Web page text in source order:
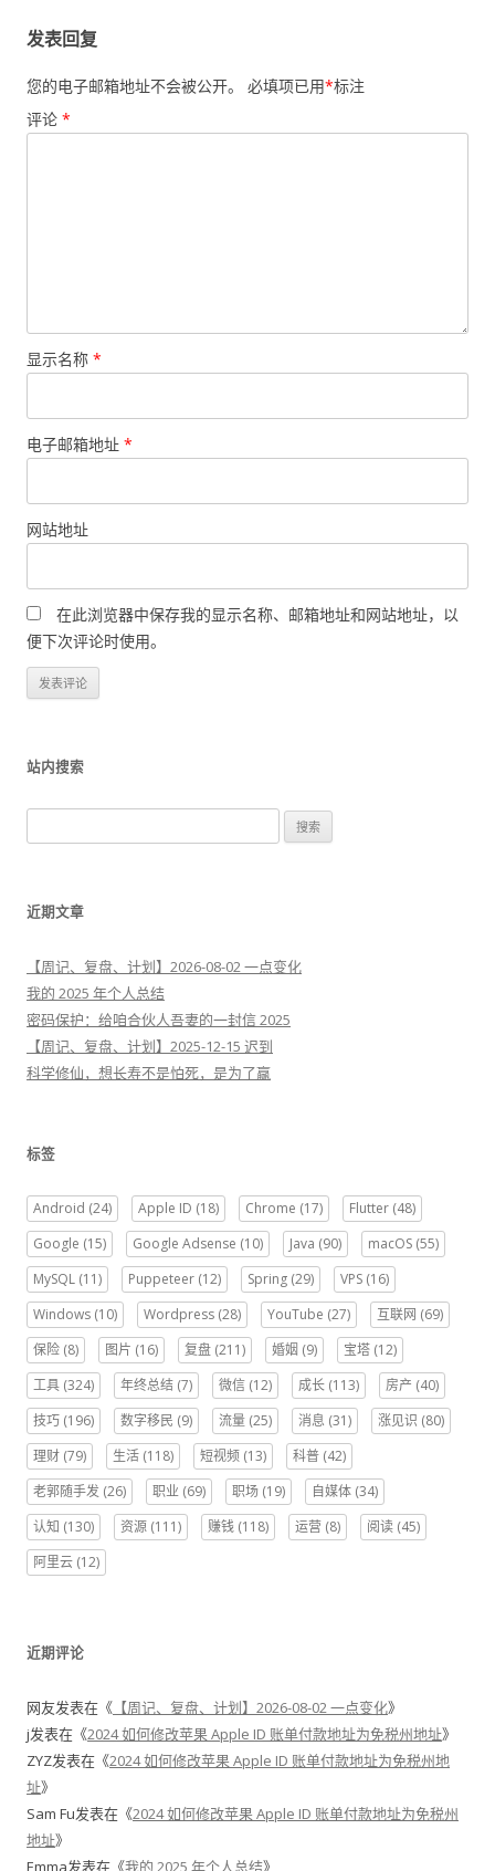
发表回复
您的电子邮箱地址不会被公开。 必填项已用*标注
评论 *
显示名称 *
电子邮箱地址 *
网站地址
在此浏览器中保存我的显示名称、邮箱地址和网站地址，以
便下次评论时使用。
站内搜索
索
近期文章
【周记、复盘、计划】2026-08-02 一点变化
我的 2025 年个人总结
密码保护：给咱合伙人吾妻的一封信 2025
【周记、复盘、计划】2025-12-15 迟到
科学修仙，想长寿不是怕死，是为了赢
标签
Android (24) Apple ID (18) Chrome (17) Flutter (48)
Google (15) Google Adsense (10) Java (90) macOS (55)
MySQL (11) Puppeteer (12) Spring (29) VPS (16)
Windows (10) Wordpress (28) YouTube (27) 互联网 (69)
保险 (8) 图片 (16) 复盘 (211) 婚姻 (9) 宝塔 (12)
工具 (324) 年终总结 (7) 微信 (12) 成长 (113) 房产 (40)
技巧 (196) 数字移民 (9) 流量 (25) 消息 (31) 涨见识 (80)
理财 (79) 生活 (118) 短视频 (13) 科普 (42)
老郭随手发 (26) 职业 (69) 职场 (19) 自媒体 (34)
认知 (130) 资源 (111) 赚钱 (118) 运营 (8) 阅读 (45)
阿里云 (12)
近期评论
网友发表在《 【周记、复盘、计划】2026-08-02 一点变化》
j发表在《2024 如何修改苹果 Apple ID 账单付款地址为免税州地址》
ZYZ发表在《2024 如何修改苹果 Apple ID 账单付款地址为免税州地
址》
Sam Fu发表在《2024 如何修改苹果 Apple ID 账单付款地址为免税州
地址》
Emma发表在《我的 2025 年个人总结》